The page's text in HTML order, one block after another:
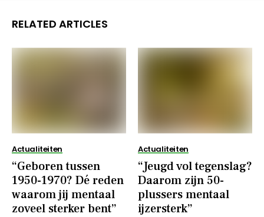
RELATED ARTICLES
Actualiteiten
“Geboren tussen
1950-1970? Dé reden
waarom jij mentaal
zoveel sterker bent”
Actualiteiten
“Jeugd vol tegenslag?
Daarom zijn 50-
plussers mentaal
ijzersterk”